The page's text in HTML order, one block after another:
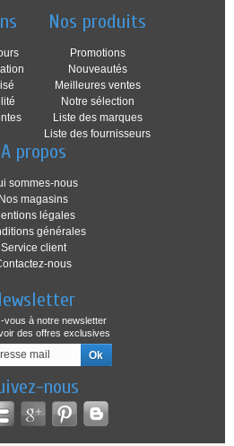
Nos produits
Promotions
Nouveautés
Meilleures ventes
Notre sélection
Liste des marques
Liste des fournisseurs
A propos
sommes-nous
Nos magasins
légales
générales
Service client
nous
vous à notre newsletter
des offres exclusives
nous